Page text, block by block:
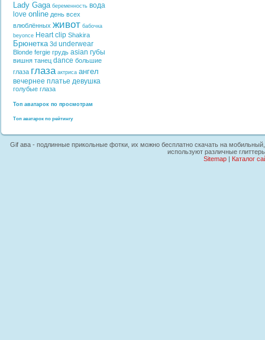
Lady Gaga беременность вода
love online день всех
влюблённых живот бабочка
beyonce Heart clip Shakira
Брюнетка 3d underwear
Blonde fergie грудь asian губы
вишня танец dance большие
глаза глаза актриса ангел
вечернее платье девушка
голубые глаза
Топ аватарок по просмотрам
Топ аватарок по рейтингу
Gif ава - подлинные прикольные фотки, их можно бесплатно скачать на
используют различные
Sitemap| Каталог